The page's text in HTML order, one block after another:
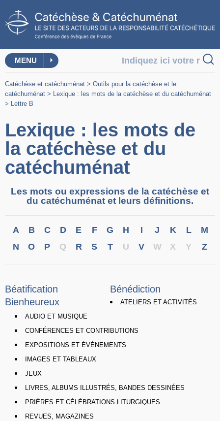
MENU
Catéchèse et catéchuménat > Outils pour la catéchèse et le
catéchuménat > Lexique : les mots de la catéchèse et du catéchuménat
> Lettre B
Lexique : les mots de
la catéchèse et du
catéchuménat
Les mots ou expressions de la catéchèse et
du catéchuménat et leurs définitions.
A B C D E F G H I J K L
M
N
O P Q R S T U V W X Y Z
Béatification
Bénédiction
Bienheureux
ATELIERS ET ACTIVITÉS
AUDIO ET MUSIQUE
CONFÉRENCES ET CONTRIBUTIONS
EXPOSITIONS ET ÉVÈNEMENTS
IMAGES ET TABLEAUX
JEUX
LIVRES, ALBUMS ILLUSTRÉS, BANDES DESSINÉES
PRIÈRES ET CÉLÉBRATIONS LITURGIQUES
REVUES, MAGAZINES